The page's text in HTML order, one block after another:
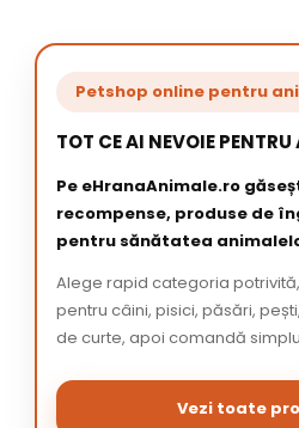
Petshop online pentru
TOT CE AI NEVOIE
Pe eHranaAnimale.ro
recompense, produse de
pentru sănătatea
Alege rapid categoria
pentru câini, pisici, păsări,
de curte, apoi comandă
Vezi toate